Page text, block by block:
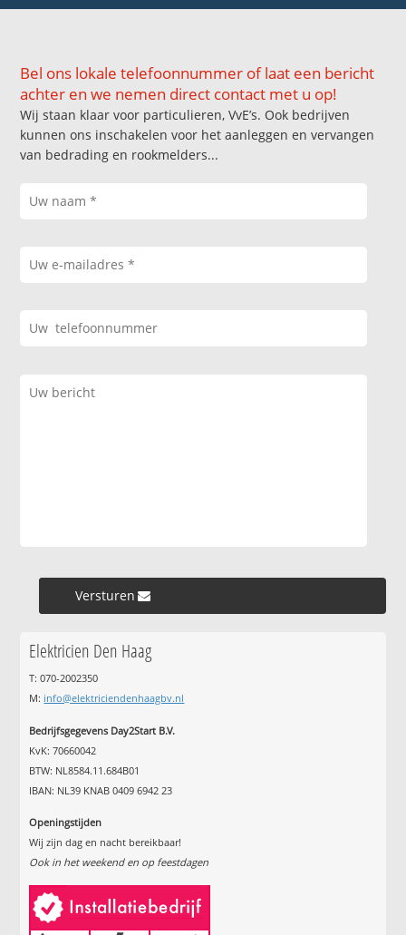
Bel ons lokale telefoonnummer of laat een bericht
achter en we nemen direct contact met u op!
Wij staan klaar voor particulieren, VvE’s. Ook bedrijven
kunnen ons inschakelen voor het aanleggen en vervangen
van bedrading en rookmelders...
Versturen »
Elektricien Den Haag
T: 070-2002350
M: info@elektriciendenhaagbv.nl
Bedrijfsgegevens Day2Start B.V.
KvK: 70660042
BTW: NL8584.11.684B01
IBAN: NL39 KNAB 0409 6942 23
Openingstijden
Wij zijn dag en nacht bereikbaar!
Ook in het weekend en op feestdagen